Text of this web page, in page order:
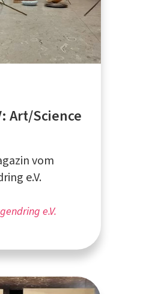
Art/Science
vom
e.V.
e.V.